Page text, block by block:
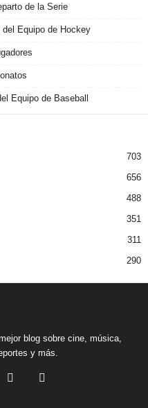
de la Serie
Equipo de Hockey
Equipo de Baseball
703
656
488
351
311
290
blog sobre cine, música,
y más.